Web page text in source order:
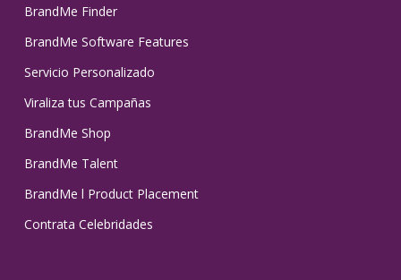
BrandMe Finder
BrandMe Software Features
Servicio Personalizado
Viraliza tus Campañas
BrandMe Shop
BrandMe Talent
BrandMe l Product Placement
Contrata Celebridades